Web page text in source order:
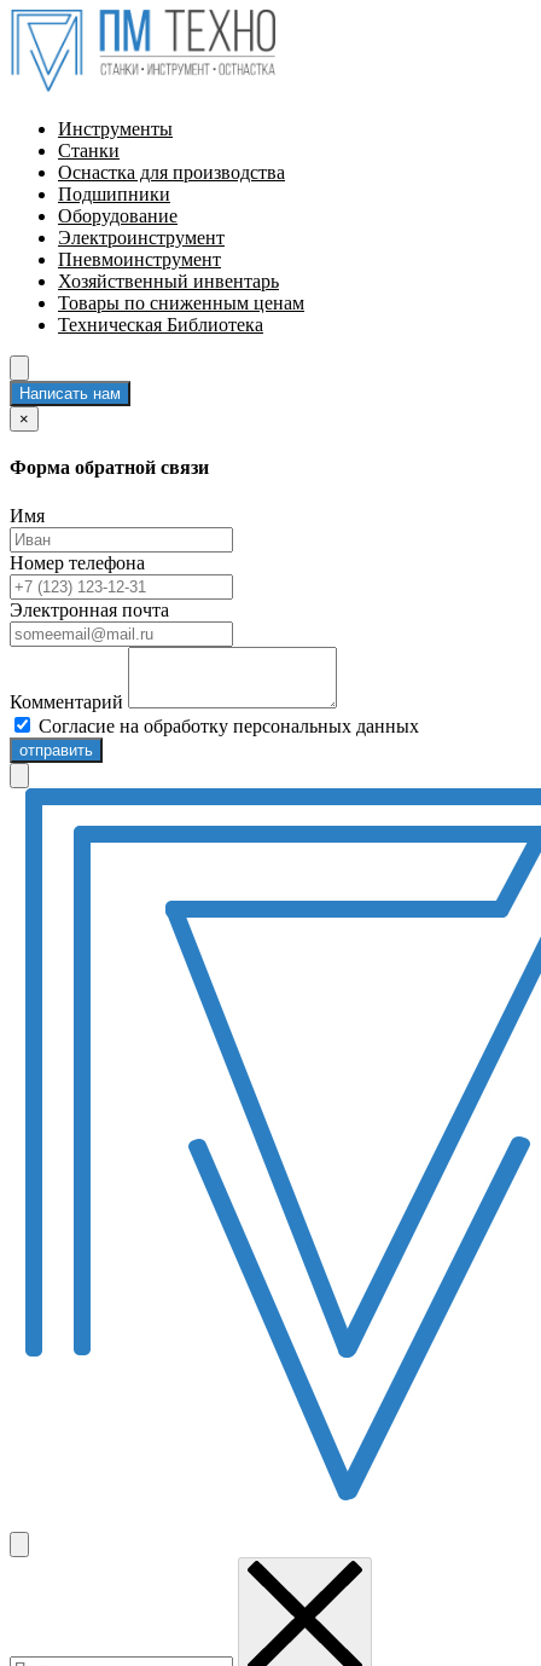
Инструменты
Станки
Оснастка для производства
Подшипники
Оборудование
Электроинструмент
Пневмоинструмент
Хозяйственный инвентарь
Товары по сниженным ценам
Техническая Библиотека
Написать нам
×
Форма обратной связи
Имя
Номер телефона
Электронная почта
Комментарий
Согласие на обработку персональных данных
отправить